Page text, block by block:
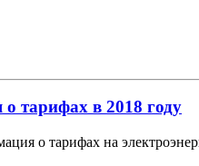
тарифах в 2018 году
о тарифах на